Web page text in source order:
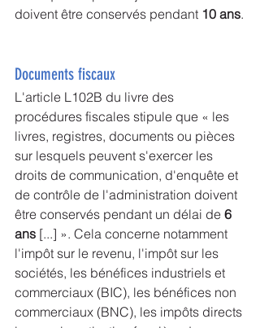
doivent être conservés pendant 10 ans.
Documents fiscaux
L'article L102B du livre des
procédures fiscales stipule que « les
livres, registres, documents ou pièces
sur lesquels peuvent s'exercer les
droits de communication, d'enquête et
de contrôle de l'administration doivent
être conservés pendant un délai de 6
ans [...] ». Cela concerne notamment
l'impôt sur le revenu, l'impôt sur les
sociétés, les bénéfices industriels et
commerciaux (BIC), les bénéfices non
commerciaux (BNC), les impôts directs